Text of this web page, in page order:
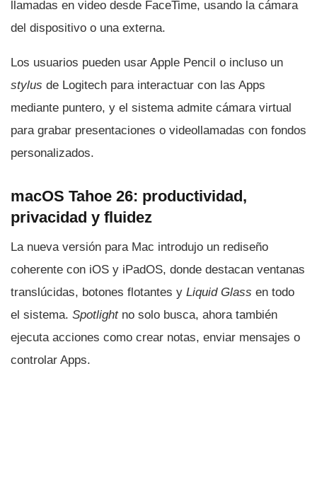
llamadas en video desde FaceTime, usando la cámara
del dispositivo o una externa.
Los usuarios pueden usar Apple Pencil o incluso un
stylus de Logitech para interactuar con las Apps
mediante puntero, y el sistema admite cámara virtual
para grabar presentaciones o videollamadas con fondos
personalizados.
macOS Tahoe 26: productividad,
privacidad y fluidez
La nueva versión para Mac introdujo un rediseño
coherente con iOS y iPadOS, donde destacan ventanas
translúcidas, botones flotantes y Liquid Glass en todo
el sistema. Spotlightno solo busca, ahora también
ejecuta acciones como crear notas, enviar mensajes o
controlar Apps.